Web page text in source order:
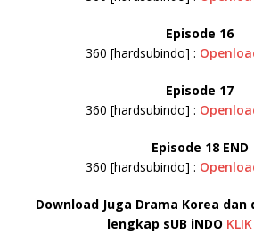
Episode 16
360 [hardsubindo] :
Episode 17
360 [hardsubindo] :
Episode 18 END
360 [hardsubindo] :
Download Juga Drama Korea
lengkap sUB iNDO